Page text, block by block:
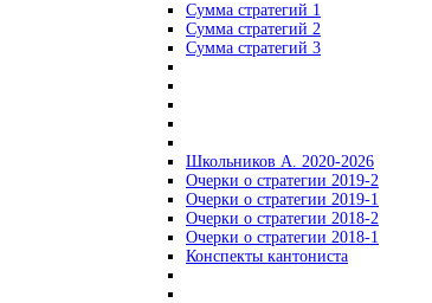
Сумма стратегий 1
Сумма стратегий 2
Сумма стратегий 3
Школьников А. 2020-2026
Очерки о стратегии 2019-2
Очерки о стратегии 2019-1
Очерки о стратегии 2018-2
Очерки о стратегии 2018-1
Конспекты кантониста